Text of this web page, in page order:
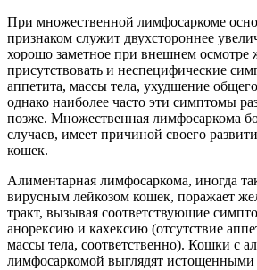
При множественной лимфосаркоме
признаком служит двухстороннее
хорошо заметное при внешнем осмотре
присутствовать и неспецифические
аппетита, массы тела, ухудшение
однако наиболее часто эти симптомы
позже. Множественная лимфосаркома
случаев, имеет причиной своего
кошек.
Алиментарная лимфосаркома, иногда
вирусным лейкозом кошек, поражает
тракт, вызывая соответствующие
анорексию и кахексию (отсутствие
массы тела, соответственно). Кошки с
лимфосаркомой выглядят